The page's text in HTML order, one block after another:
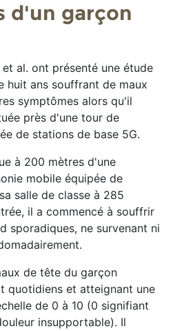
d'un garçon
al. ont présenté une étude
huit ans souffrant de maux
symptômes alors qu'il
près d'une tour de
de stations de base 5G.
à 200 mètres d'une
mobile équipée de
salle de classe à 285
il a commencé à souffrir
sporadiques, ne survenant ni
de tête du garçon
quotidiens et atteignant une
de 0 à 10 (0 signifiant
insupportable). Il